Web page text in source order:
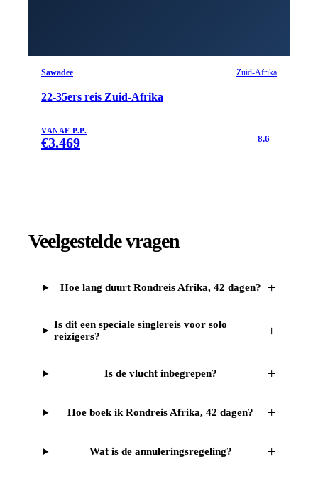
Sawadee Zuid-Afrika
22-35ers reis Zuid-Afrika
VANAF P.P.
€3.469 8.6
Veelgestelde vragen
Hoe lang duurt Rondreis Afrika, 42 dagen? +
Is dit een speciale singlereis voor solo
reizigers?
+
Is de vlucht inbegrepen? +
Hoe boek ik Rondreis Afrika, 42 dagen? +
Wat is de annuleringsregeling? +